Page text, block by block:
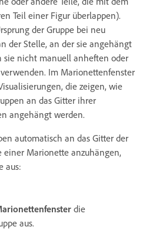
Teil einer Figur überlappen).
der Gruppe bei neu
der Stelle, an der sie angehängt
sie nicht manuell anheften oder
Im Marionettenfenster
die zeigen, wie
an das Gitter ihrer
angehängt werden.
automatisch an das Gitter der
einer Marionette anzuhängen,
aus:
die
aus.